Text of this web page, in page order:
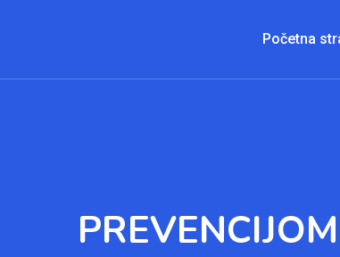
Početna